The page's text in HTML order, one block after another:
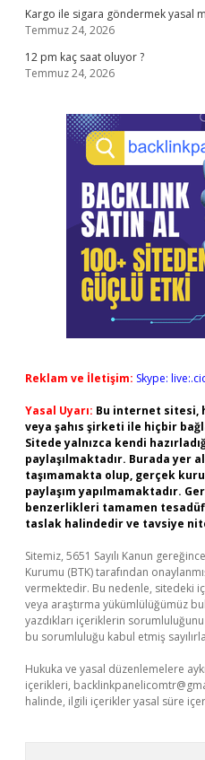
Kargo ile sigara göndermek yasal
Temmuz 24, 2026
12 pm kaç saat oluyor ?
Temmuz 24, 2026
Reklam ve İletişim: Skype:
Yasal Uyarı: Bu internet sitesi,
veya şahıs şirketi ile hiçbir
Sitede yalnızca kendi
paylaşılmaktadır. Burada yer
taşımamakta olup, gerçek
paylaşım yapılmamaktadır.
benzerlikleri tamamen
taslak halindedir ve tavsiye
Sitemiz, 5651 Sayılı Kanun
Kurumu (BTK) tarafından
vermektedir. Bu nedenle, sitedeki
veya araştırma yükümlülüğümüz
yazdıkları içeriklerin
bu sorumluluğu kabul etmiş
Hukuka ve yasal düzenlemelere
içerikleri,
halinde, ilgili içerikler yasal süre